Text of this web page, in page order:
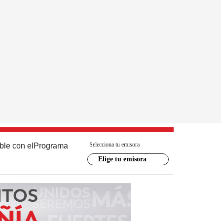
con el Programa Selecciona tu emisora
Elige tu emisora